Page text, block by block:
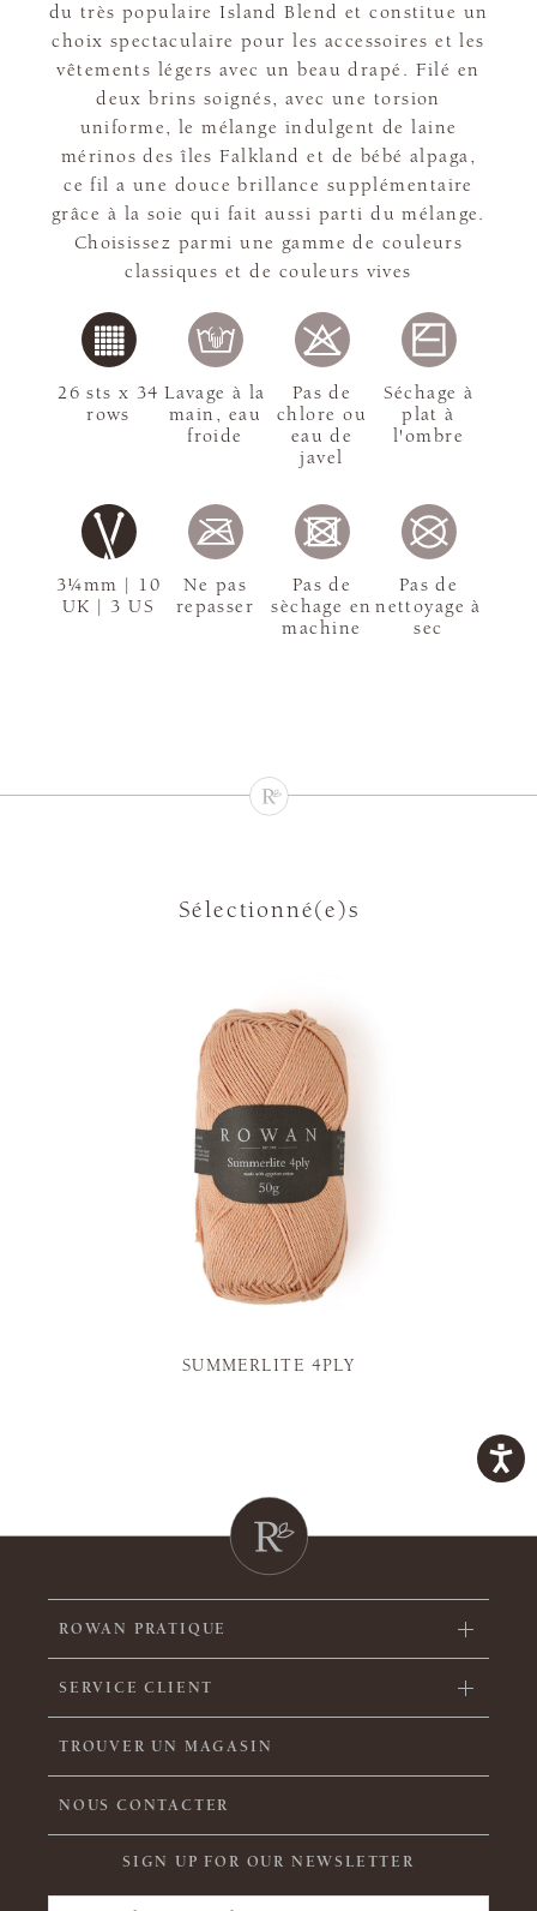
du très populaire Island Blend et constitue un
choix spectaculaire pour les accessoires et les
vêtements légers avec un beau drapé. Filé en
deux brins soignés, avec une torsion
uniforme, le mélange indulgent de laine
mérinos des îles Falkland et de bébé alpaga,
ce fil a une douce brillance supplémentaire
grâce à la soie qui fait aussi parti du mélange.
Choisissez parmi une gamme de couleurs
classiques et de couleurs vives
3¼mm | 10
UK | 3 US
26 sts x 34
rows
Lavage à la
main, eau
froide
Pas de
chlore ou
eau de
javel
Séchage à
plat à
l'ombre
Ne pas
repasser
Pas de
sèchage en
machine
Pas de
nettoyage à
sec
Sélectionné(e)s
SUMMERLITE 4PLY
ROWAN PRATIQUE
SERVICE CLIENT
TROUVER UN MAGASIN
NOUS CONTACTER
SIGN UP FOR OUR NEWSLETTER